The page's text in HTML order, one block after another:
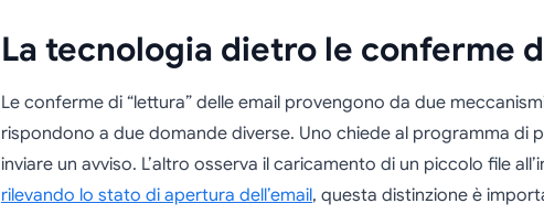
La tecnologia dietro le conferme
Le conferme di “lettura” delle email provengono da due
rispondono a due domande diverse. Uno chiede al programma di
inviare un avviso. L’altro osserva il caricamento di un piccolo file
rilevando lo stato di apertura dell’email, questa distinzione è